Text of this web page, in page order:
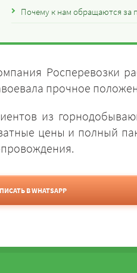
Почему к нам обращаются за
Росперевозки
прочное
из
цены и полный
В WHATSAPP